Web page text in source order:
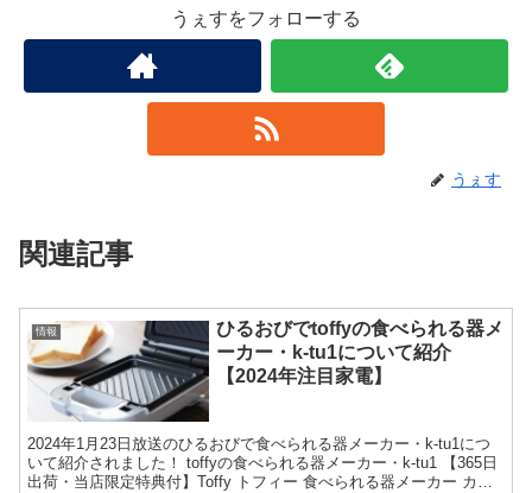
うぇすをフォローする
うぇす
関連記事
情報
ひるおびでtoffyの食べられる器メ
ーカー・k-tu1について紹介
【2024年注目家電】
2024年1月23日放送のひるおびで食べられる器メーカー・k-tu1につ
いて紹介されました！ toffyの食べられる器メーカー・k-tu1 【365日
出荷・当店限定特典付】Toffy トフィー 食べられる器メーカー カッ